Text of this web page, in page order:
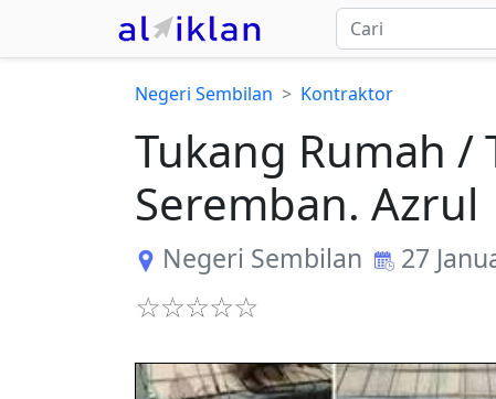
Negeri Sembilan Kontraktor
Tukang Rumah /
Seremban. Azrul
Negeri Sembilan 27